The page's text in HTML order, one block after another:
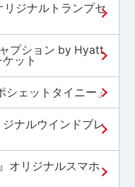
ジナルトランプセ
プション by Hyatt
ット
シェットタイニー」
ナルウインドブレ
オリジナルスマホ